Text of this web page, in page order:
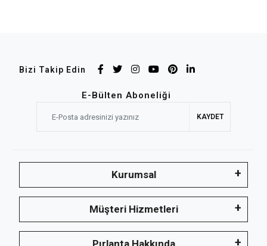
Bizi Takip Edin
E-Bülten Aboneliği
KAYDET
Kurumsal
Müşteri Hizmetleri
Pırlanta Hakkında